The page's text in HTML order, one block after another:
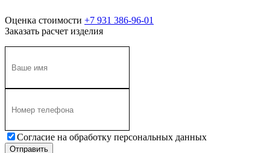
Оценка стоимости +7 931 386-96-01
Заказать расчет изделия
Согласие на обработку персональных данных